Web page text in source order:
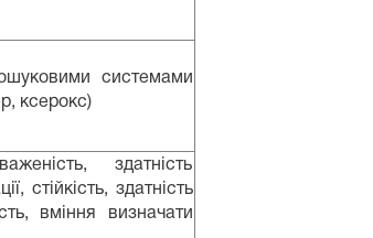
системами
ксерокс)
здатність
стійкість, здатність
вміння визначати